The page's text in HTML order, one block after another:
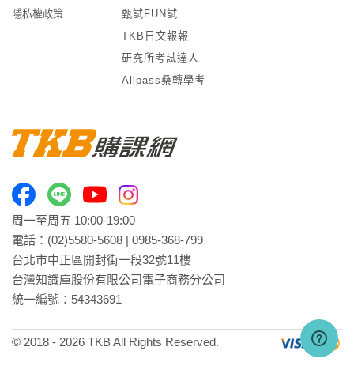
周一至周五 10:00-19:00
電話： (02)5580-5608 | 0985-368-799
台北市中正區開封街一段32號11樓
台灣知識庫股份有限公司電子商務分公司
統一編號：54343691
隱私權政策
甄試FUN試
TKB日文報報
研究所考試達人
Allpass桑轉學考
© 2018 - 2026 TKB All Rights Reserved.